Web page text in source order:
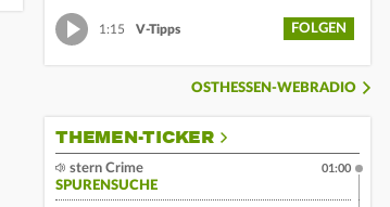
1:15 V-Tipps FOLGEN
OSTHESSEN-WEBRADIO
THEMEN-TICKER
stern Crime
SPURENSUCHE
01:00